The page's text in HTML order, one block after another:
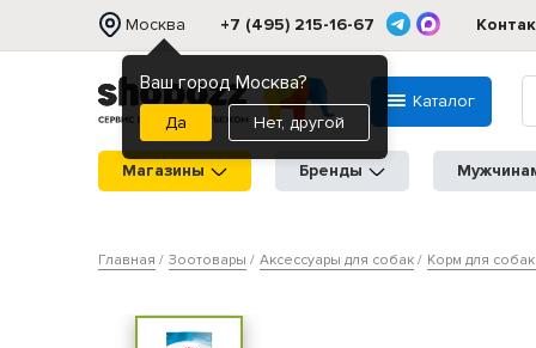
Москва
Ваш город Москва?
Нет, другой
+7 (495) 215-16-67
Каталог
Магазины Бренды
Главная Зоотовары Аксессуары для собак Корм для собак